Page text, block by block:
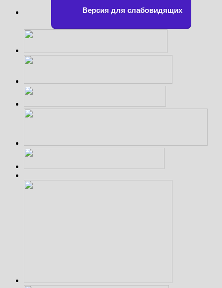
Версия для слабовидящих